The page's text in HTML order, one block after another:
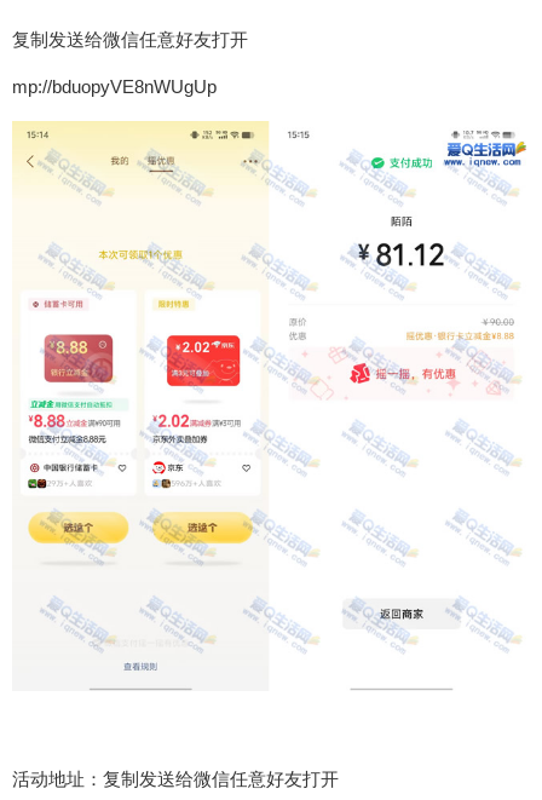
复制发送给微信任意好友打开
mp://bduopyVE8nWUgUp
活动地址：复制发送给微信任意好友打开